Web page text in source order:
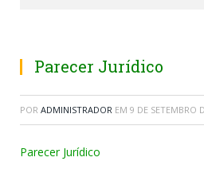
Parecer Jurídico
POR ADMINISTRADOR EM 9 DE SETEMBRO
Parecer Jurídico